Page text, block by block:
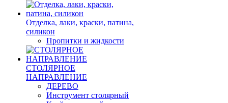
Отделка, лаки, краски, патина,
силикон
Пропитки и жидкости
СТОЛЯРНОЕ
НАПРАВЛЕНИЕ
ДЕРЕВО
Инструмент столярный